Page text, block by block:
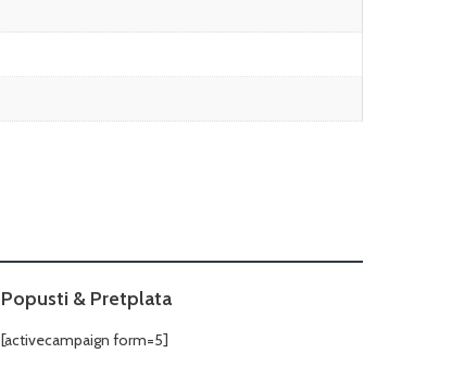
Popusti & Pretplata
[activecampaign form=5]